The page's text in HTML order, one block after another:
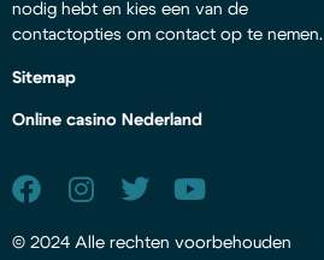
nodig hebt en kies een van de
contactopties om contact op te nemen.
Sitemap
Online casino Nederland
© 2024 Alle rechten voorbehouden